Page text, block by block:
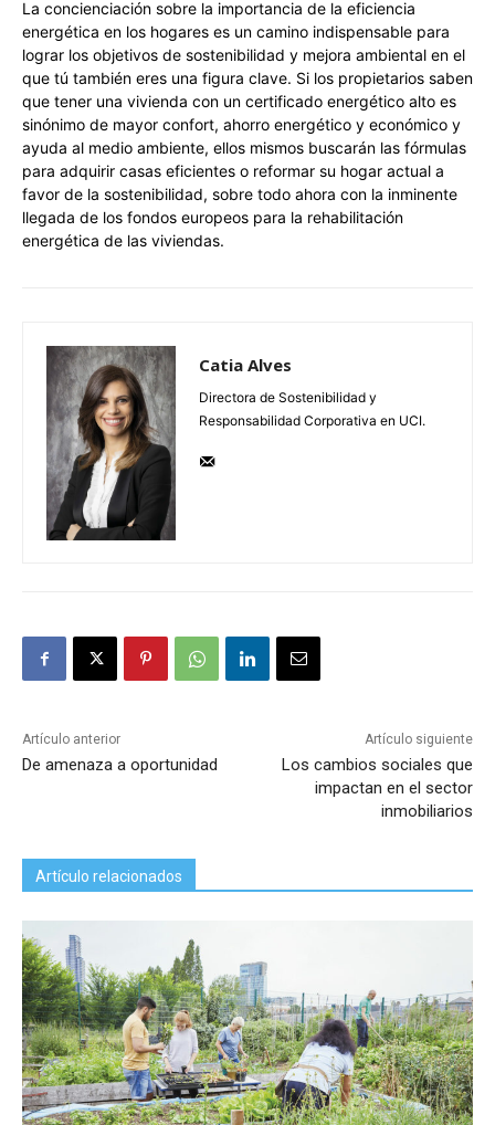
La concienciación sobre la importancia de la eficiencia
energética en los hogares es un camino indispensable para
lograr los objetivos de sostenibilidad y mejora ambiental en el
que tú también eres una figura clave. Si los propietarios saben
que tener una vivienda con un certificado energético alto es
sinónimo de mayor confort, ahorro energético y económico y
ayuda al medio ambiente, ellos mismos buscarán las fórmulas
para adquirir casas eficientes o reformar su hogar actual a
favor de la sostenibilidad, sobre todo ahora con la inminente
llegada de los fondos europeos para la rehabilitación
energética de las viviendas.
Catia Alves
Directora de Sostenibilidad y
Responsabilidad Corporativa en UCI.
Artículo anterior
De amenaza a oportunidad
Artículo siguiente
Los cambios sociales que
impactan en el sector
inmobiliarios
Artículo relacionados